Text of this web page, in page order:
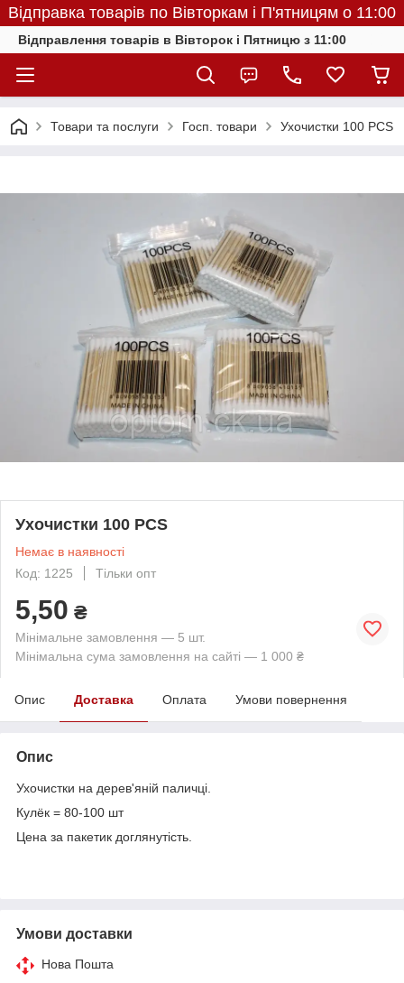
Відправка товарів по Вівторкам і П'ятницям о 11:00
Відправлення товарів в Вівторок і Пятницю з 11:00
Товари та послуги Госп. товари Ухочистки 100 PCS
Ухочистки 100 PCS
Немає в наявності
Код: 1225
Тільки опт
5,50 ₴
Мінімальне замовлення — 5 шт.
Мінімальна сума замовлення на сайті — 1 000 ₴
Опис Доставка Оплата Умови повернення
Опис
Ухочистки на дерев'яній паличці.
Кулёк = 80-100 шт
Цена за пакетик доглянутість.
Умови доставки
Нова Пошта